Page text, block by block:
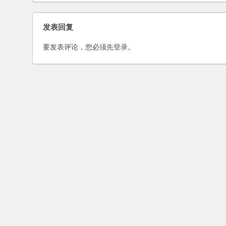
例？
发表回复
要发表评论，您必须先登录。